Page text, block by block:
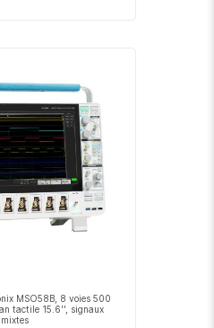
MSO58B, 8 voies 500
tactile 15.6'', signaux
mixtes